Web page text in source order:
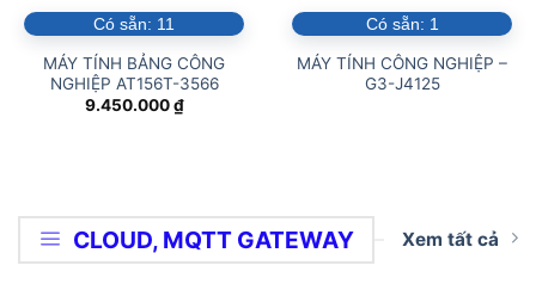
Có sẵn: 11
MÁY TÍNH BẢNG CÔNG
NGHIỆP AT156T-3566
9.450.000₫
Có sẵn: 1
MÁY TÍNH CÔNG NGHIỆP –
G3-J4125
CLOUD, MQTT GATEWAY Xem tất cả